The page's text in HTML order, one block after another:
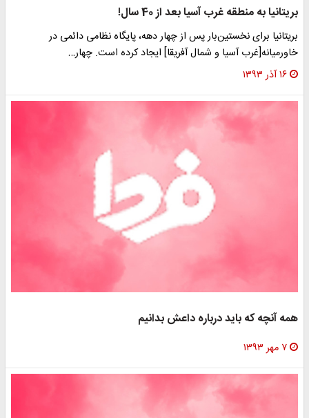
بریتانیا به منطقه غرب آسیا بعد از 40 سال!
بریتانیا برای نخستین‌بار پس از چهار دهه، پایگاه نظامی دائمی در
خاورمیانه[غرب آسیا و شمال آفریقا] ایجاد کرده است. چهار…
۱۶ آذر ۱۳۹۳
همه آنچه که باید درباره داعش بدانیم
۷ مهر ۱۳۹۳